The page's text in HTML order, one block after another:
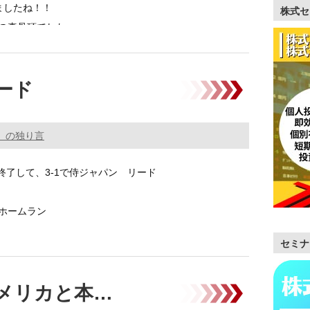
たね！！
真骨頂でした。
…………
ド
の独り言
了して、3-1で侍ジャパン リード
ームラン
リカと本…
株式
セミ